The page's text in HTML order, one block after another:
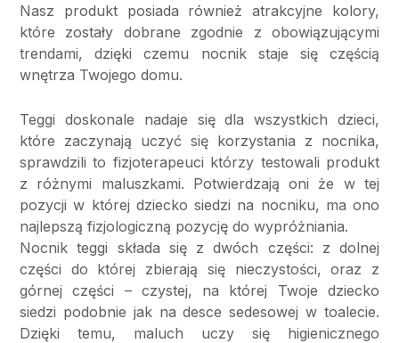
Nasz produkt posiada również atrakcyjne kolory,
które zostały dobrane zgodnie z obowiązującymi
trendami, dzięki czemu nocnik staje się częścią
wnętrza Twojego domu.
Teggi doskonale nadaje się dla wszystkich dzieci,
które zaczynają uczyć się korzystania z nocnika,
sprawdzili to fizjoterapeuci którzy testowali produkt
z różnymi maluszkami. Potwierdzają oni że w tej
pozycji w której dziecko siedzi na nocniku, ma ono
najlepszą fizjologiczną pozycję do wypróżniania.
Nocnik teggi składa się z dwóch części: z dolnej
części do której zbierają się nieczystości, oraz z
górnej części – czystej, na której Twoje dziecko
siedzi podobnie jak na desce sedesowej w toalecie.
Dzięki temu, maluch uczy się higienicznego